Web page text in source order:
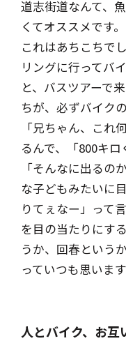
道志街道なんて、
くてオススメです。
これはあちこちで
リングに行ってバ
と、バスツアーで
ちが、必ずバイク
「兄ちゃん、これ
るんで、「800キロ
「そんなに出るの
な子どもみたいに
りてぇなー」って
を目の当たりにす
うか、回春という
っていつも思います
人とバイク、お